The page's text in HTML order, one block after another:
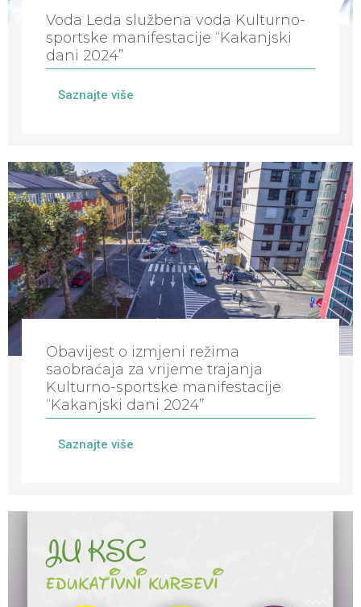
Voda Leda službena voda Kulturno-
sportske manifestacije “Kakanjski
dani 2024”
Saznajte više
Obavijest o izmjeni režima
saobraćaja za vrijeme trajanja
Kulturno-sportske manifestacije
“Kakanjski dani 2024”
Saznajte više